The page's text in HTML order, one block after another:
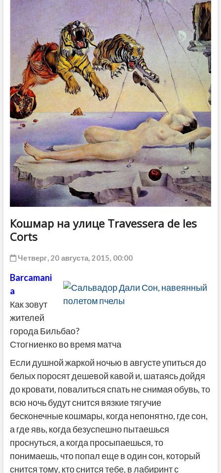
Кошмар на улице Travessera de les
Corts
Четверг, 20 августа, 2015, 00:00
Barcamani
a
Как зовут
жителей
города Бильбао?
Стогниенко во время матча
Если душной жаркой ночью в августе упиться до
белых поросят дешевой кавой и, шатаясь дойдя
до кровати, повалиться спать не снимая обувь, то
всю ночь будут снится вязкие тягучие
бесконечные кошмары, когда непонятно, где сон,
а где явь, когда безуспешно пытаешься
проснуться, а когда просыпаешься, то
понимаешь, что попал еще в один сон, который
снится тому, кто снится тебе, в лабиринт с